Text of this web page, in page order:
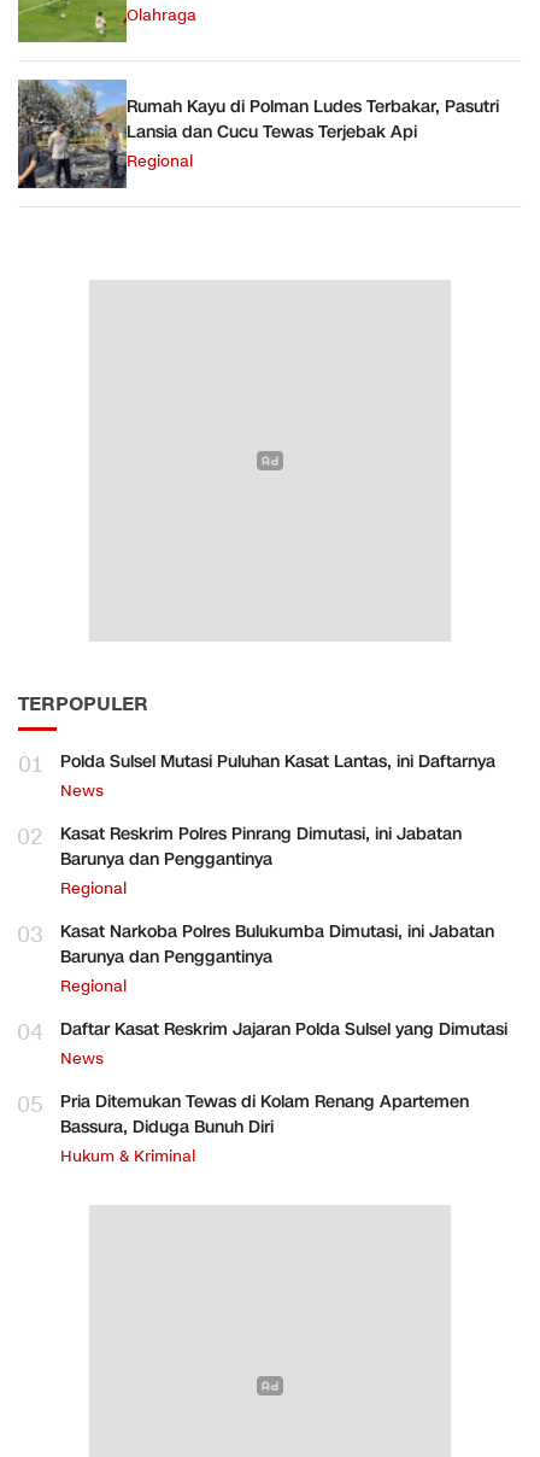
Olahraga
Rumah Kayu di Polman Ludes Terbakar, Pasutri
Lansia dan Cucu Tewas Terjebak Api
Regional
TERPOPULER
01 Polda Sulsel Mutasi Puluhan Kasat Lantas, ini Daftarnya
News
02
Kasat Reskrim Polres Pinrang Dimutasi, ini Jabatan
Barunya dan Penggantinya
Regional
03
Kasat Narkoba Polres Bulukumba Dimutasi, ini Jabatan
Barunya dan Penggantinya
Regional
04 Daftar Kasat Reskrim Jajaran Polda Sulsel yang Dimutasi
News
05
Pria Ditemukan Tewas di Kolam Renang Apartemen
Bassura, Diduga Bunuh Diri
Hukum & Kriminal